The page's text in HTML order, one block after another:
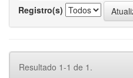
Registro(s)
Resultado 1-1 de 1.